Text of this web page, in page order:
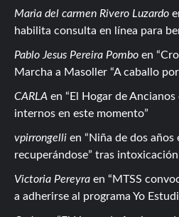
Maria del carmen Rivero Luzardo
habilita consulta en línea para
Pablo Jesus Pereira Pombo en
Marcha a Masoller “A caballo
CARLA en
El Hogar de Ancianos
internos en este momento
vpirrongelli en
Niña de dos años
recuperándose” tras
Victoria Pereyra en
MTSS
a adherirse al programa Yo